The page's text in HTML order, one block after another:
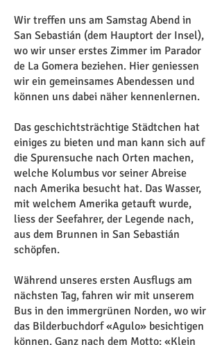
Wir treffen uns am Samstag Abend in
San Sebastián (dem Hauptort der Insel),
wo wir unser erstes Zimmer im Parador
de La Gomera beziehen. Hier geniessen
wir ein gemeinsames Abendessen und
können uns dabei näher kennenlernen.
Das geschichtsträchtige Städtchen hat
einiges zu bieten und man kann sich auf
die Spurensuche nach Orten machen,
welche Kolumbus vor seiner Abreise
nach Amerika besucht hat. Das Wasser,
mit welchem Amerika getauft wurde,
liess der Seefahrer, der Legende nach,
aus dem Brunnen in San Sebastián
schöpfen.
Während unseres ersten Ausflugs am
nächsten Tag, fahren wir mit unserem
Bus in den immergrünen Norden, wo wir
das Bilderbuchdorf «Agulo» besichtigen
können. Ganz nach dem Motto: «Klein